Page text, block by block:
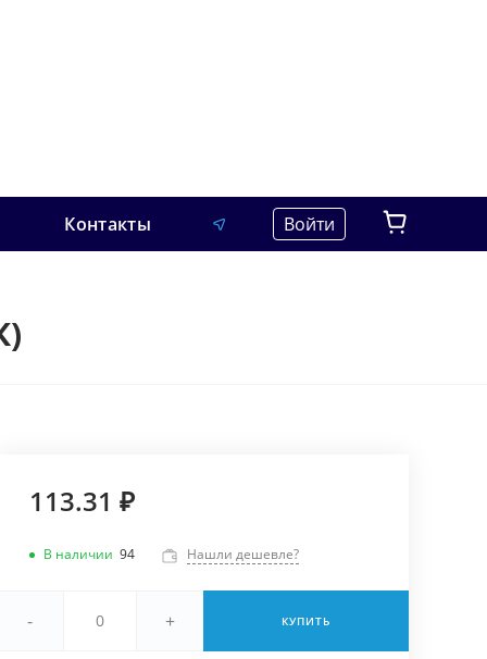
Контакты Войти
113.31 ₽
В наличии 94 Нашли дешевле?
- + КУПИТЬ